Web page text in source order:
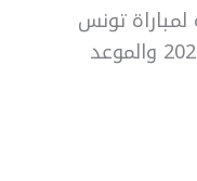
تونس
واليابان في كأس العالم 2026 والموعد